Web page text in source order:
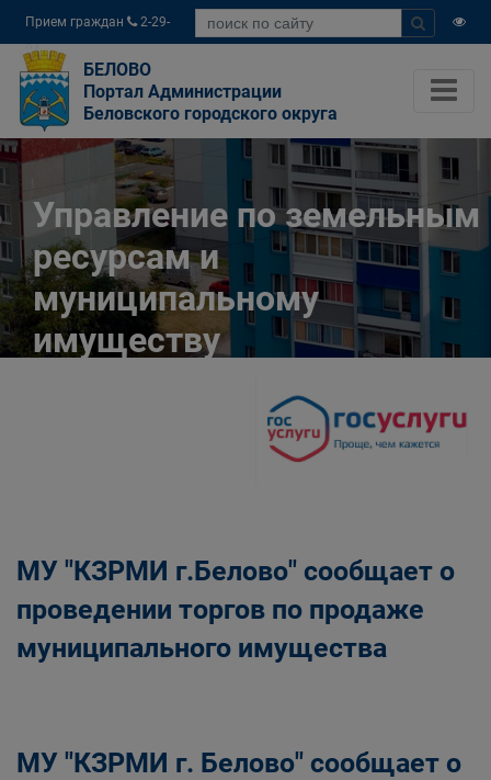
Прием граждан
2-29-
04
БЕЛОВО
Портал Администрации
Беловского городского округа
Управление по земельным
ресурсам и
муниципальному
имуществу
Беловского городского
Беловского городского округа
Управление по земельным ресурсам и
муниципальному имуществу Администрации
Беловского городского округа
МУ "КЗРМИ г.Белово" сообщает о
проведении торгов по продаже
муниципального имущества
МУ "КЗРМИ г. Белово" сообщает о